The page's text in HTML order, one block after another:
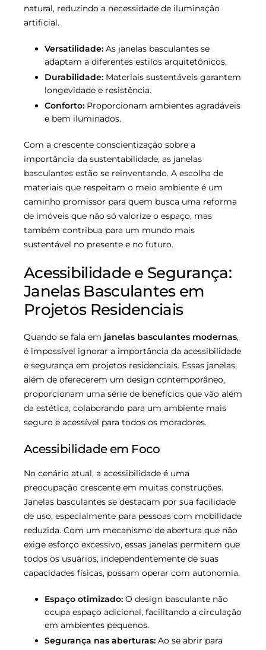
natural, reduzindo a necessidade de iluminação
artificial.
Versatilidade: As janelas basculantes se
adaptam a diferentes estilos arquitetônicos.
Durabilidade: Materiais sustentáveis garantem
longevidade e resistência.
Conforto: Proporcionam ambientes agradáveis
e bem iluminados.
Com a crescente conscientização sobre a
importância da sustentabilidade, as janelas
basculantes estão se reinventando. A escolha de
materiais que respeitam o meio ambiente é um
caminho promissor para quem busca uma reforma
de imóveis que não só valorize o espaço, mas
também contribua para um mundo mais
sustentável no presente e no futuro.
Acessibilidade e Segurança:
Janelas Basculantes em
Projetos Residenciais
Quando se fala em janelas basculantes modernas,
é impossível ignorar a importância da acessibilidade
e segurança em projetos residenciais. Essas janelas,
além de oferecerem um design contemporâneo,
proporcionam uma série de benefícios que vão além
da estética, colaborando para um ambiente mais
seguro e acessível para todos os moradores.
Acessibilidade em Foco
No cenário atual, a acessibilidade é uma
preocupação crescente em muitas construções.
Janelas basculantes se destacam por sua facilidade
de uso, especialmente para pessoas com mobilidade
reduzida. Com um mecanismo de abertura que não
exige esforço excessivo, essas janelas permitem que
todos os usuários, independentemente de suas
capacidades físicas, possam operar com autonomia.
Espaço otimizado: O design basculante não
ocupa espaço adicional, facilitando a circulação
em ambientes pequenos.
Segurança nas aberturas: Ao se abrir para